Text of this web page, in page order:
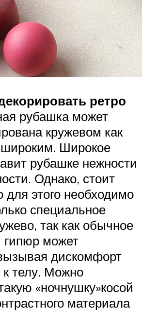
ретро
рубашка может
кружевом как
широким. Широкое
рубашке нежности
Однако, стоит
для этого необходимо
специальное
так как обычное
гипюр может
дискомфорт
к телу. Можно
«ночнушку»косой
материала